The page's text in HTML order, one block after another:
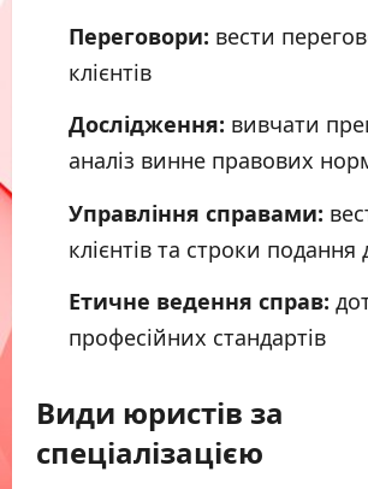
Переговори: вести
клієнтів
Дослідження: вивчати
аналіз винне правових
Управління справами:
клієнтів та строки подання
Етичне ведення справ:
професійних стандартів
Види юристів за
спеціалізацією